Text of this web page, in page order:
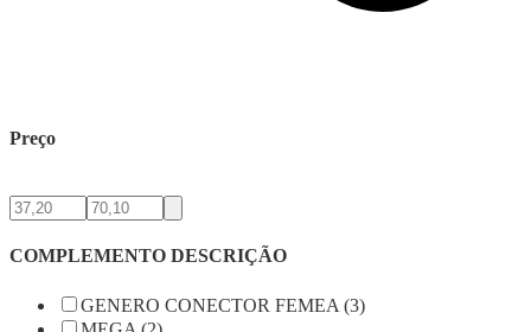
Preço
COMPLEMENTO DESCRIÇÃO
GENERO CONECTOR FEMEA (3)